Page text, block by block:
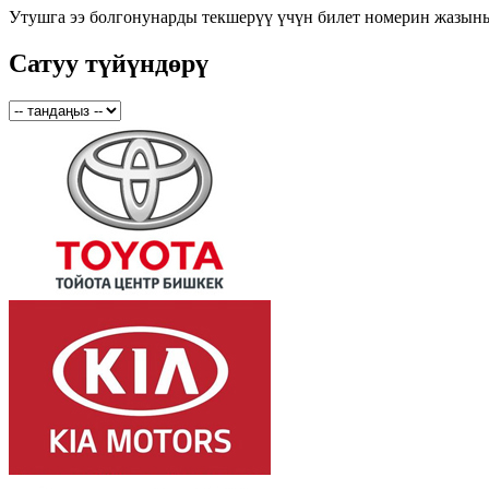
Утушга ээ болгонунарды текшерүү үчүн билет номерин
Сатуу түйүндөрү